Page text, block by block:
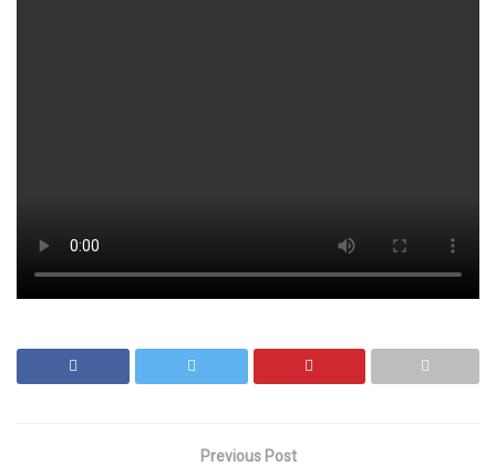
Previous Post